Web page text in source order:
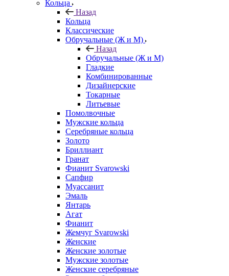
Кольца
Назад
Кольца
Классические
Обручальные (Ж и М)
Назад
Обручальные (Ж и М)
Гладкие
Комбинированные
Дизайнерские
Токарные
Литьевые
Помолвочные
Мужские кольца
Серебряные кольца
Золото
Бриллиант
Гранат
Фианит Svarowski
Сапфир
Муассанит
Эмаль
Янтарь
Агат
Фианит
Жемчуг Svarowski
Женские
Женские золотые
Мужские золотые
Женские серебряные